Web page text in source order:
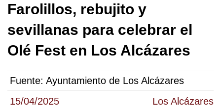
15/04/2025 Los Alcázares
Farolillos, rebujito y
sevillanas para celebrar el
Olé Fest en Los Alcázares
Fuente: Ayuntamiento de Los Alcázares